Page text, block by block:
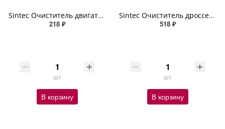
Sintec Очиститель двигателя Engineclean 550мл (спрей)
218 ₽
шт
В корзину
Sintec Очиститель дроссельной заслонки и карбюратора Throttle Body And Carb Cleaner 1л (аэрозоль)
518 ₽
шт
В корзину